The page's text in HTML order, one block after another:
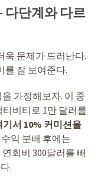
다단계와 다르
욱 문제가 드러난다.
를 잘 보여준다.
가정해보자. 이 중
비티로 1만 달러를
서 10% 커미션을
익 분배 후에는
회비 300달러를 빼
.